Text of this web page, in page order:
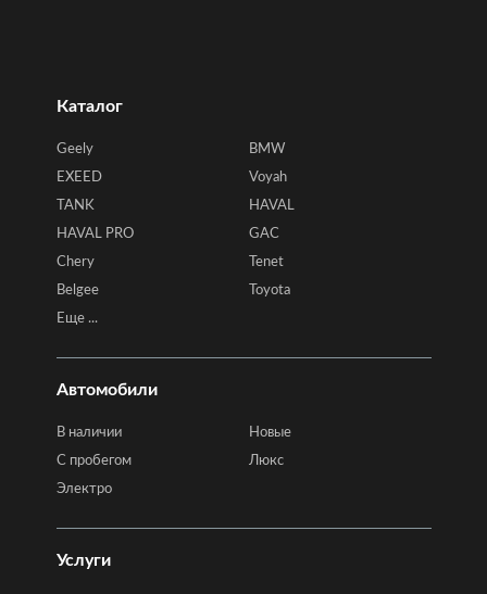
Каталог
Geely
BMW
EXEED
Voyah
TANK
HAVAL
HAVAL PRO
GAC
Chery
Tenet
Belgee
Toyota
Еще ...
Автомобили
В наличии
Новые
C пробегом
Люкс
Электро
Услуги